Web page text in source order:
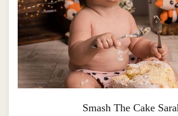
Smash The Cake